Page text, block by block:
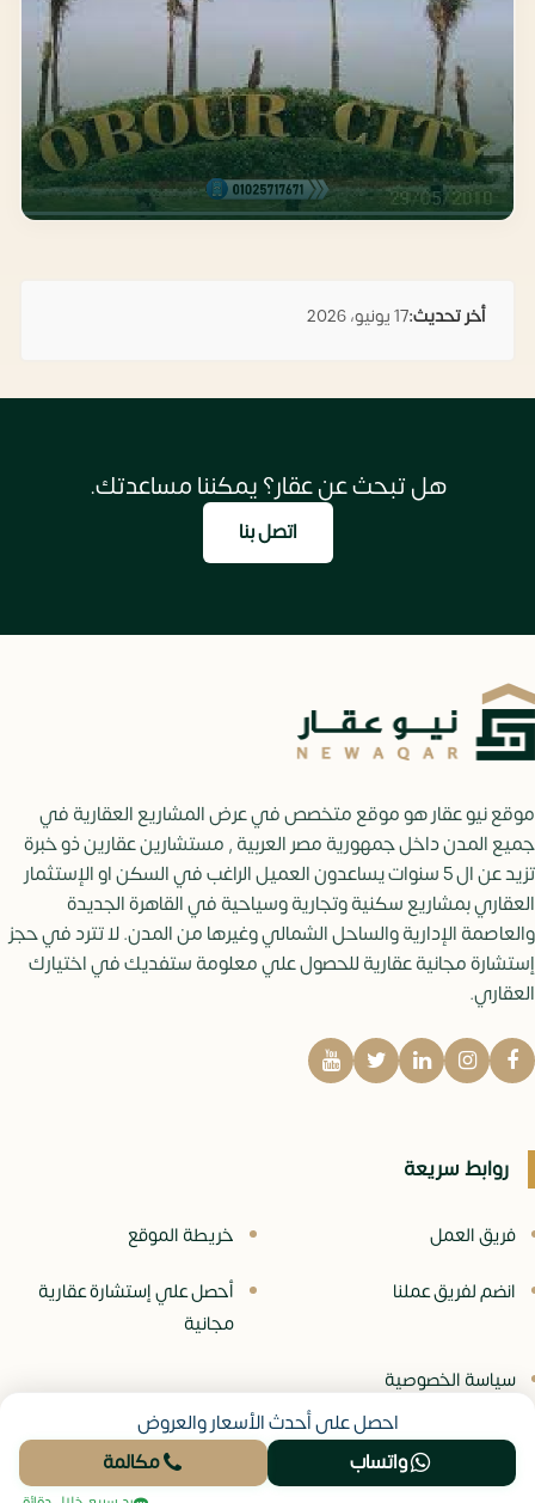
أخر تحديث:17 يونيو، 2026
هل تبحث عن عقار؟ يمكننا مساعدتك.
اتصل بنا
موقع نيو عقار هو موقع متخصص في عرض المشاريع العقارية في
جميع المدن داخل جمهورية مصر العربية , مستشارين عقارين ذو خبرة
تزيد عن ال 5 سنوات يساعدون العميل الراغب في السكن او الإستثمار
العقاري بمشاريع سكنية وتجارية وسياحية في القاهرة الجديدة
والعاصمة الإدارية والساحل الشمالي وغيرها من المدن. لا تترد في حجز
إستشارة مجانية عقارية للحصول علي معلومة ستفديك في اختيارك
العقاري.
روابط سريعة
فريق العمل
خريطة الموقع
انضم لفريق عملنا
أحصل علي إستشارة عقارية
مجانية
سياسة الخصوصية
© جميع الحقوق محفوظة -موقع نيو عقار
احصل على أحدث الأسعار والعروض
واتساب
مكالمة